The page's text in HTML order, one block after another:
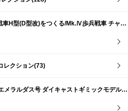
ガールズ&パンツァー Ⅳ号戦車H型(D型改)をつくる/Mk.Ⅳ歩兵戦車 チャーチルMk.Ⅶをつくる(191)
レクション(73)
アルカディア号/クイーン・エメラルダス号 ダイキャストギミックモデルをつくる(159)